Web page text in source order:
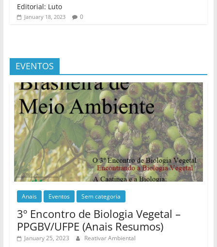
Editorial: Luto
January 18, 2023 0
EVENTOS
Anais Eventos Sem categoria
3º Encontro de Biologia Vegetal –
PPGBV/UFPE (Anais Resumos)
January 25, 2023 Reativar Ambiental